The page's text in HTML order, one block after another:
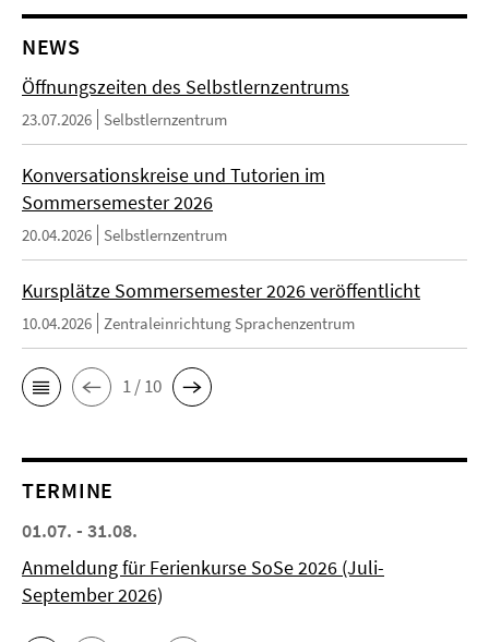
NEWS
Öffnungszeiten des Selbstlernzentrums
23.07.2026 Selbstlernzentrum
Konversationskreise und Tutorien im
Sommersemester 2026
20.04.2026 Selbstlernzentrum
Kursplätze Sommersemester 2026 veröffentlicht
10.04.2026 Zentraleinrichtung Sprachenzentrum
1 / 10
TERMINE
01.07. - 31.08.
Anmeldung für Ferienkurse SoSe 2026 (Juli-
September 2026)